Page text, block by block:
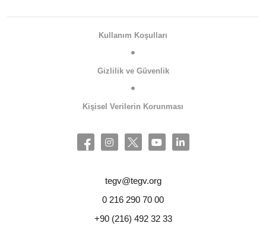
Kullanım Koşulları
Gizlilik ve Güvenlik
Kişisel Verilerin Korunması
tegv@tegv.org
0 216 290 70 00
+90 (216) 492 32 33